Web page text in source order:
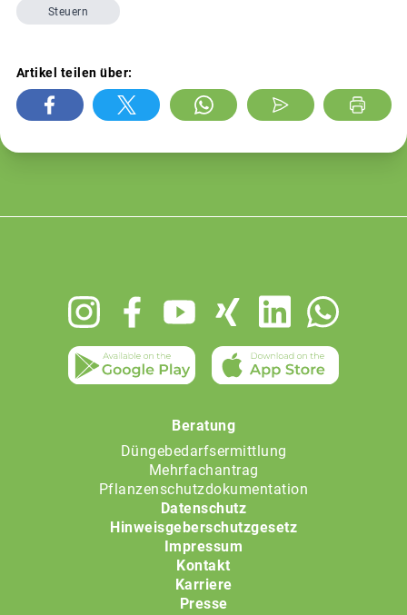
Steuern
Artikel teilen über:
Beratung
Düngebedarfsermittlung
Mehrfachantrag
Pflanzenschutzdokumentation
Datenschutz
Hinweisgeberschutzgesetz
Impressum
Kontakt
Karriere
Presse